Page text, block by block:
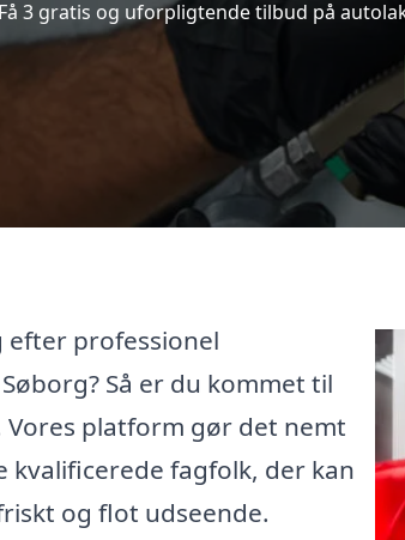
Få 3 gratis og uforpligtende tilbud på
efter professionel
Så er du kommet til
platform gør det nemt
kvalificerede fagfolk, der kan
og flot udseende.